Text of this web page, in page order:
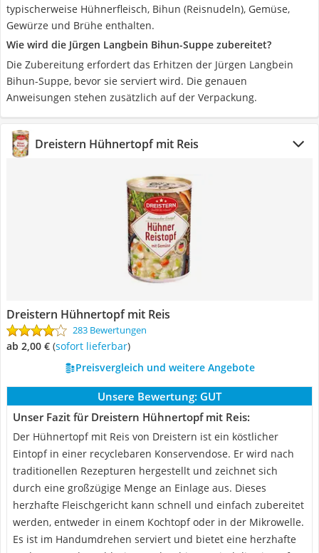
typischerweise Hühnerfleisch, Bihun (Reisnudeln), Gemüse,
Gewürze und Brühe enthalten.
Wie wird die Jürgen Langbein Bihun-Suppe zubereitet?
Die Zubereitung erfordert das Erhitzen der Jürgen Langbein
Bihun-Suppe, bevor sie serviert wird. Die genauen
Anweisungen stehen zusätzlich auf der Verpackung.
Dreistern Hühnertopf mit Reis
Dreistern Hühnertopf mit Reis
283 Bewertungen
ab 2,00 € ( Sofort lieferbar)
Preisvergleich und weitere Angebote
Unsere Bewertung: GUT
Unser Fazit für Dreistern Hühnertopf mit Reis:
Der Hühnertopf mit Reis von Dreistern ist ein köstlicher
Eintopf in einer recyclebaren Konservendose. Er wird nach
traditionellen Rezepturen hergestellt und zeichnet sich
durch eine großzügige Menge an Einlage aus. Dieses
herzhafte Fleischgericht kann schnell und einfach zubereitet
werden, entweder in einem Kochtopf oder in der Mikrowelle.
Es ist im Handumdrehen serviert und bietet eine herzhafte